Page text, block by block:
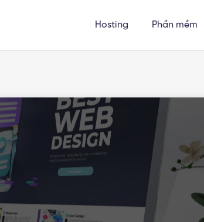
Hosting Phần mềm